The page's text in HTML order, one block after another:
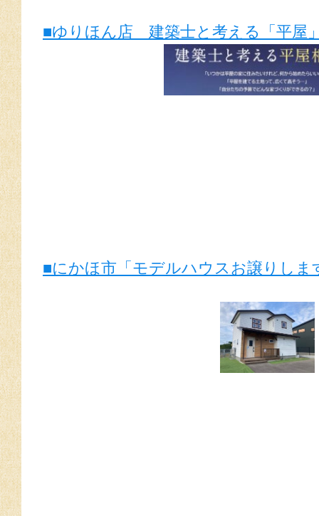
■ゆりほん店 建築士と考える「平屋
■にかほ市「モデルハウスお譲りしま